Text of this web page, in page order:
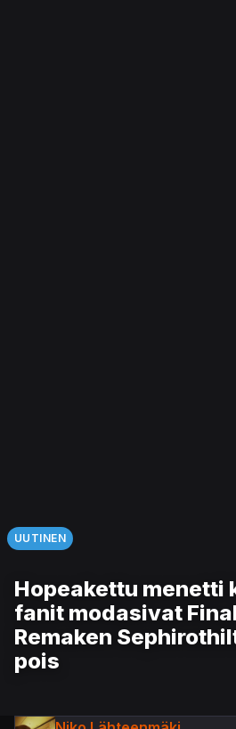
UUTINEN
Hopeakettu menetti
fanit modasivat
Remaken
pois